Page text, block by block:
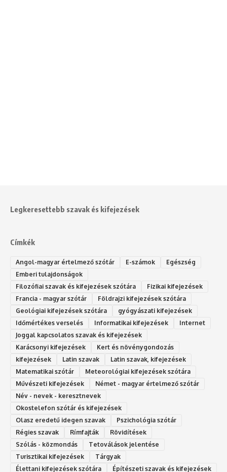
Legkeresettebb szavak és kifejezések
Címkék
Angol-magyar értelmező szótár E-számok
Egészség
Emberi tulajdonságok
Filozófiai szavak és kifejezések szótára
Fizikai kifejezések
Francia - magyar szótár
Földrajzi kifejezések szótára
Geológiai kifejezések szótára
gyógyászati kifejezések
Időmértékes verselés
Informatikai kifejezések
Internet
Joggal kapcsolatos szavak és kifejezések
Karácsonyi kifejezések
Kert és növénygondozás
kifejezések
Latin szavak
Latin szavak, kifejezések
Matematikai szótár
Meteorológiai kifejezések szótára
Művészeti kifejezések
Német - magyar értelmező szótár
Név - nevek - keresztnevek
Okostelefon szótár és kifejezések
Olasz eredetű idegen szavak
Ps‮gólohciz‬ia s‮átóz‬r
Régies szavak
Rímfajták
Rövidítések
Szólás - közmondás
Tetoválások jelentése
Turisztikai kifejezések
Tárgyak
Élettani kifejezések szótára
Építészeti szavak és kifejezések